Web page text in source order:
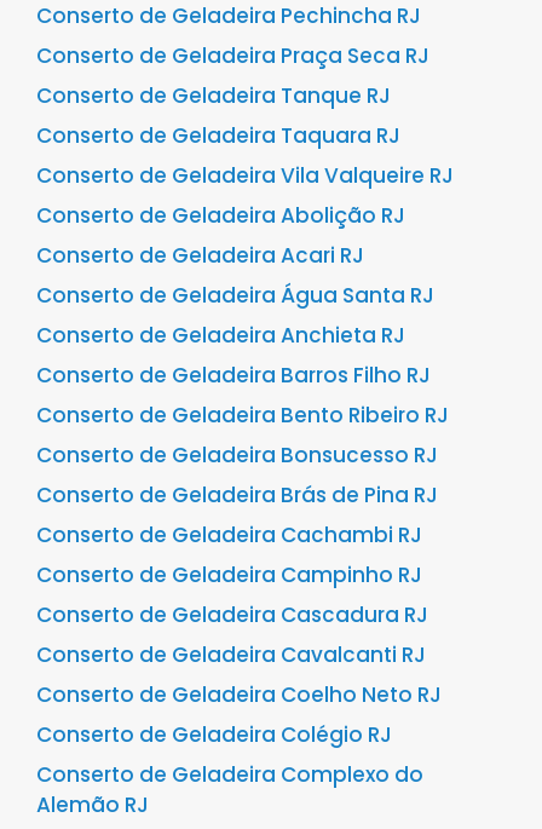
Conserto de Geladeira Pechincha RJ
Conserto de Geladeira Praça Seca RJ
Conserto de Geladeira Tanque RJ
Conserto de Geladeira Taquara RJ
Conserto de Geladeira Vila Valqueire RJ
Conserto de Geladeira Abolição RJ
Conserto de Geladeira Acari RJ
Conserto de Geladeira Água Santa RJ
Conserto de Geladeira Anchieta RJ
Conserto de Geladeira Barros Filho RJ
Conserto de Geladeira Bento Ribeiro RJ
Conserto de Geladeira Bonsucesso RJ
Conserto de Geladeira Brás de Pina RJ
Conserto de Geladeira Cachambi RJ
Conserto de Geladeira Campinho RJ
Conserto de Geladeira Cascadura RJ
Conserto de Geladeira Cavalcanti RJ
Conserto de Geladeira Coelho Neto RJ
Conserto de Geladeira Colégio RJ
Conserto de Geladeira Complexo do
Alemão RJ